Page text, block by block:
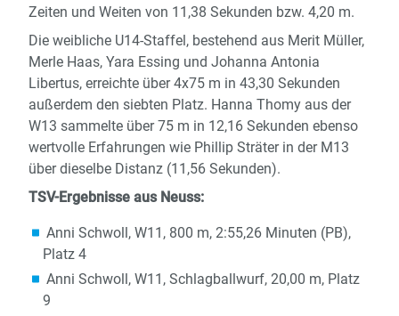
Zeiten und Weiten von 11,38 Sekunden bzw. 4,20 m.
Die weibliche U14-Staffel, bestehend aus Merit Müller,
Merle Haas, Yara Essing und Johanna Antonia
Libertus, erreichte über 4x75 m in 43,30 Sekunden
außerdem den siebten Platz. Hanna Thomy aus der
W13 sammelte über 75 m in 12,16 Sekunden ebenso
wertvolle Erfahrungen wie Phillip Sträter in der M13
über dieselbe Distanz (11,56 Sekunden).
TSV-Ergebnisse aus Neuss:
Anni Schwoll, W11, 800 m, 2:55,26 Minuten (PB),
Platz 4
Anni Schwoll, W11, Schlagballwurf, 20,00 m, Platz
9